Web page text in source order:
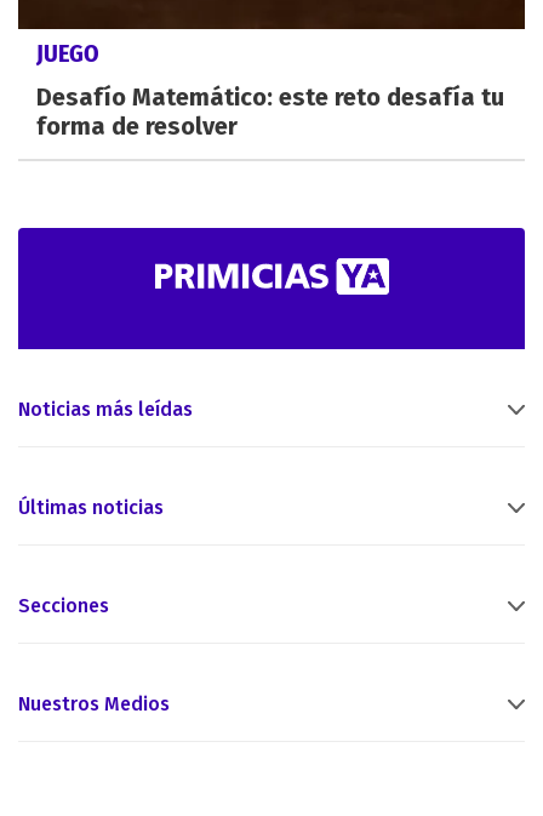
JUEGO
Desafío Matemático: este reto desafía tu
forma de resolver
Noticias más leídas
Últimas noticias
Secciones
Nuestros Medios